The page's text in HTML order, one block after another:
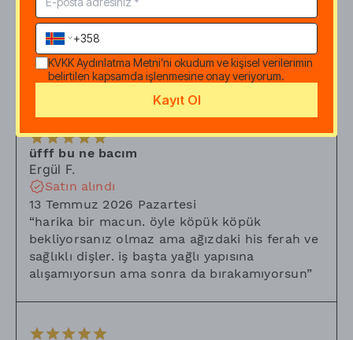
Gamze sena A.
14 Temmuz 2026 Salı
Her fırçalamada midem ağzıma geldi bu
benim rahatsızlığım olabilir diye düşündüm
ama gerçekten bana iyi gelmemişti”
üfff bu ne bacım
Ergül F.
Satın alındı
13 Temmuz 2026 Pazartesi
“harika bir macun. öyle köpük köpük
bekliyorsanız olmaz ama ağızdaki his ferah ve
sağlıklı dişler. iş başta yağlı yapısına
alışamıyorsun ama sonra da bırakamıyorsun”
KVKK Aydınlatma Metni’ni okudum ve kişisel verilerimin
belirtilen kapsamda işlenmesine onay veriyorum.
Kayıt Ol